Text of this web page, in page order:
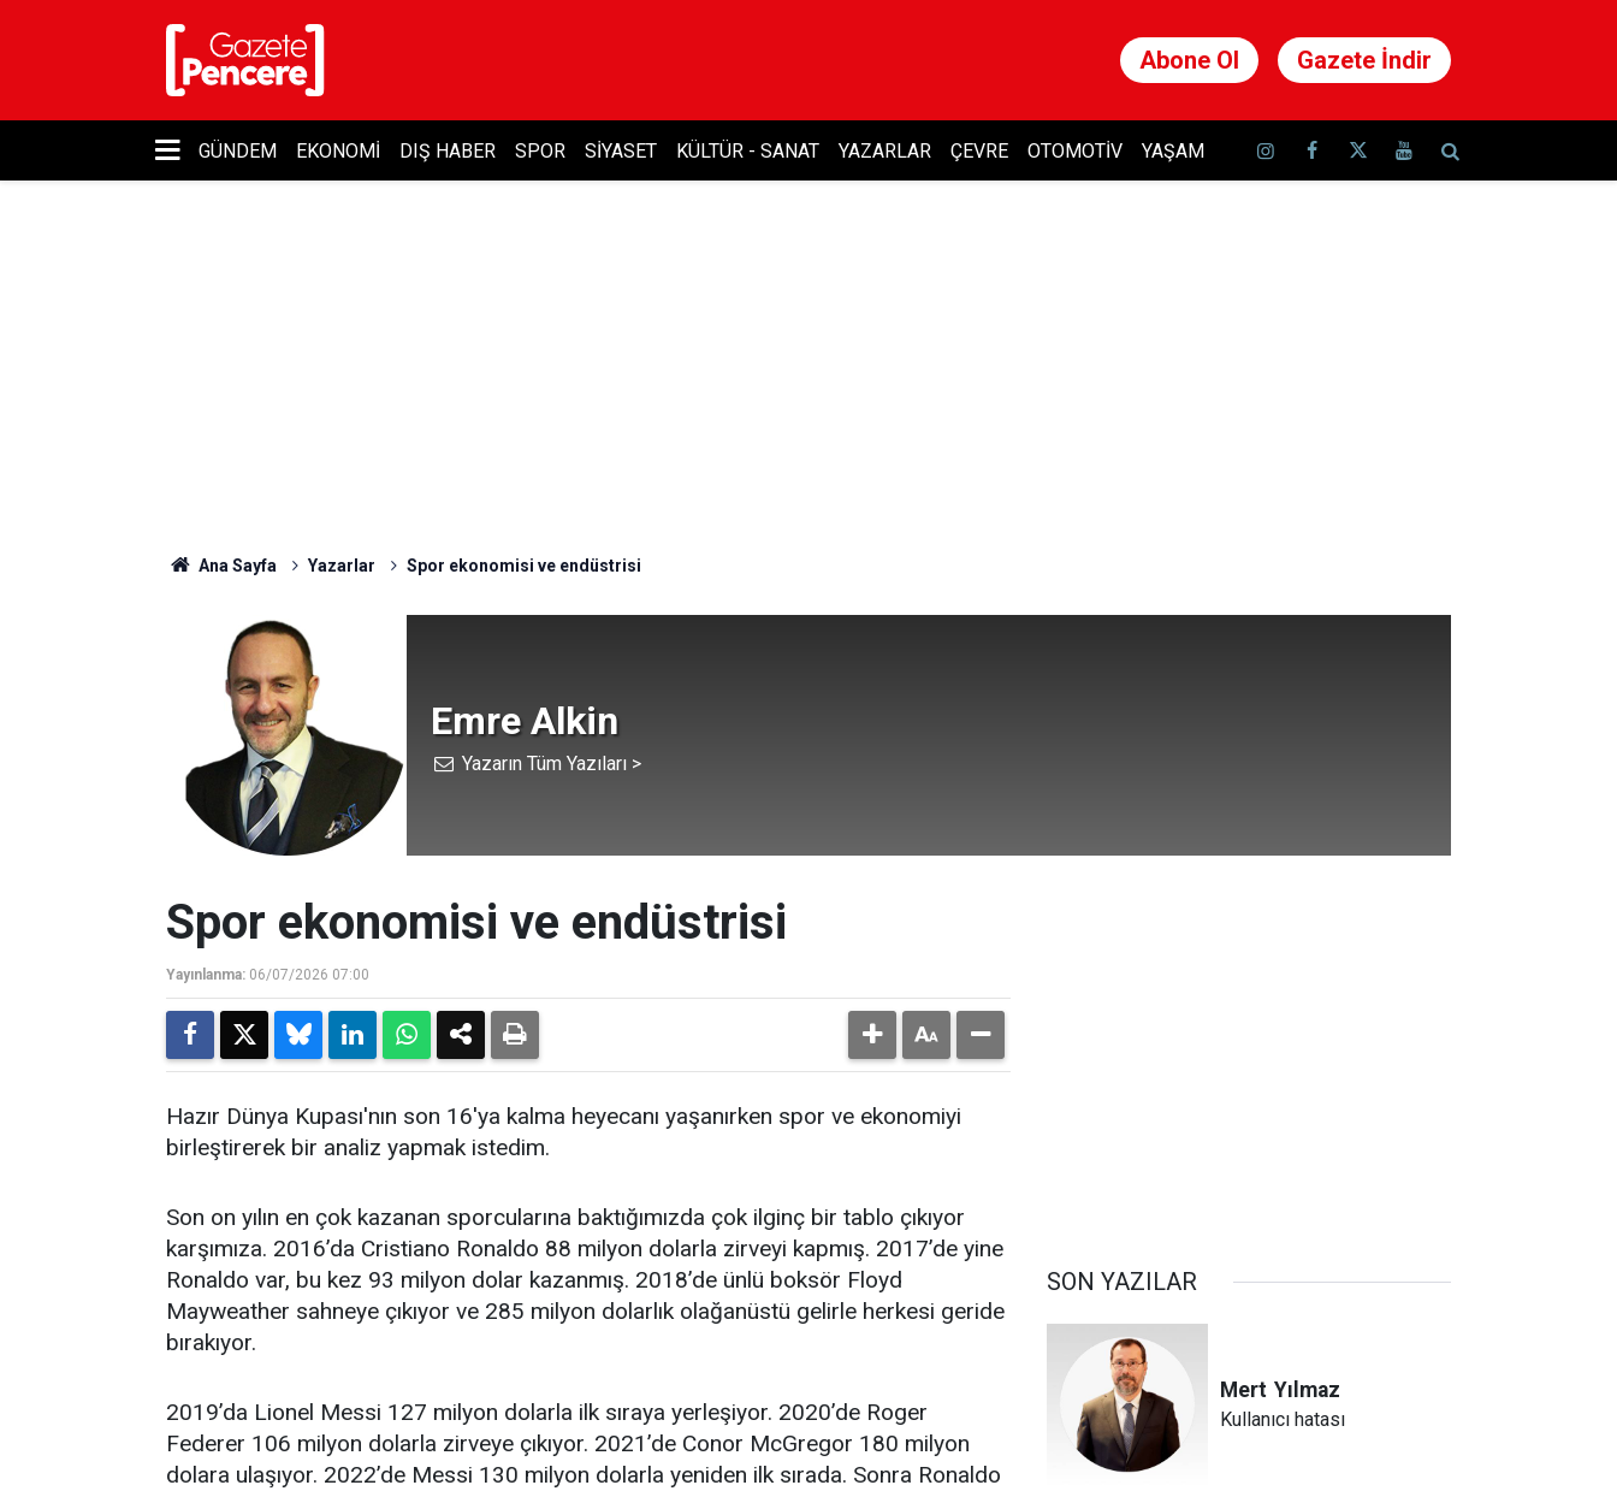
Abone Ol Gazete İndir
GÜNDEM EKONOMI DIŞ HABER SPOR SIYASET KÜLTÜR - SANAT YAZARLAR ÇEVRE OTOMOTIV YAŞAM
Ana Sayfa Yazarlar Spor ekonomisi ve endüstrisi
Emre Alkin
Yazarın Tüm Yazıları >
Spor ekonomisi ve endüstrisi
Yayınlanma: 06/07/2026 07:00
Hazır Dünya Kupası'nın son 16'ya kalma heyecanı yaşanırken spor ve ekonomiyi
birleştirerek bir analiz yapmak istedim.
Son on yılın en çok kazanan sporcularına baktığımızda çok ilginç bir tablo çıkıyor
karşımıza. 2016’da Cristiano Ronaldo 88 milyon dolarla zirveyi kapmış. 2017’de yine
Ronaldo var, bu kez 93 milyon dolar kazanmış. 2018’de ünlü boksör Floyd
Mayweather sahneye çıkıyor ve 285 milyon dolarlık olağanüstü gelirle herkesi geride
bırakıyor.
2019’da Lionel Messi 127 milyon dolarla ilk sıraya yerleşiyor. 2020’de Roger
Federer 106 milyon dolarla zirveye çıkıyor. 2021’de Conor McGregor 180 milyon
dolara ulaşıyor. 2022’de Messi 130 milyon dolarla yeniden ilk sırada. Sonra Ronaldo
SON YAZILAR
Mert Yılmaz
Kullanıcı hatası